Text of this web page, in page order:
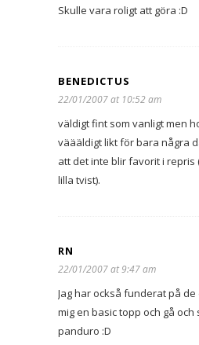
Skulle vara roligt att göra :D
BENEDICTUS
22/01/2007 at 10:52 am
väldigt fint som vanligt men
väääldigt likt för bara några
att det inte blir favorit i repris
lilla tvist).
RN
22/01/2007 at 9:47 am
Jag har också funderat på
mig en basic topp och gå
panduro :D